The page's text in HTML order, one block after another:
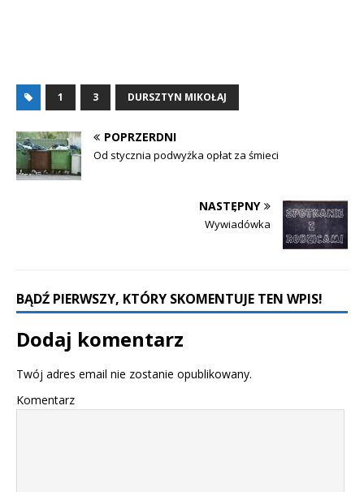
1 3 DURSZTYN MIKOŁAJ
POPRZERDNI
Od stycznia podwyżka opłat za śmieci
NASTĘPNY
Wywiadówka
BĄDŹ PIERWSZY, KTÓRY SKOMENTUJE TEN WPIS!
Dodaj komentarz
Twój adres email nie zostanie opublikowany.
Komentarz